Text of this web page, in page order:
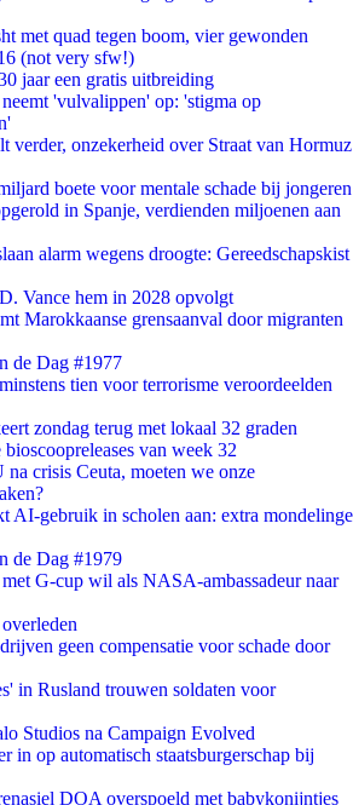
met quad tegen boom, vier gewonden
(not very sfw!)
jaar een gratis uitbreiding
'vulvalippen' op: 'stigma op
verder, onzekerheid over Straat van Hormuz
boete voor mentale schade bij jongeren
in Spanje, verdienden miljoenen aan
alarm wegens droogte: Gereedschapskist
Vance hem in 2028 opvolgt
Marokkaanse grensaanval door migranten
de Dag #1977
tien voor terrorisme veroordeelden
zondag terug met lokaal 32 graden
van week 32
na crisis Ceuta, moeten we onze
AI-gebruik in scholen aan: extra mondelinge
de Dag #1979
G-cup wil als NASA-ambassadeur naar
geen compensatie voor schade door
in Rusland trouwen soldaten voor
Studios na Campaign Evolved
in op automatisch staatsburgerschap bij
DOA overspoeld met babykonijntjes